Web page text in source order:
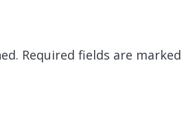
Required fields are marked